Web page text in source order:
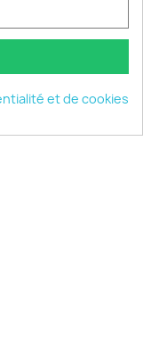

keyboard_arrow_down
et de cookies